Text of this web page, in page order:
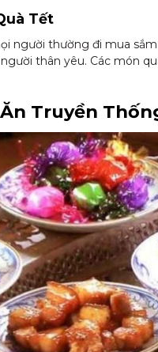
Tết
người thường đi mua
thân yêu. Các món
Truyền